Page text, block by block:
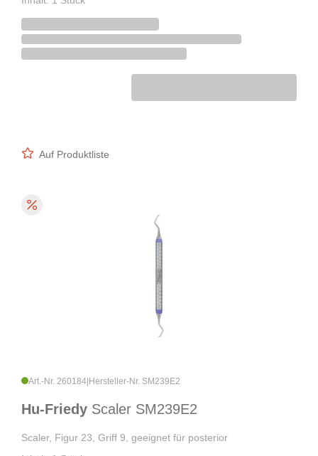
Auf Produktliste
Art.-Nr. 260184 Hersteller-Nr. SM239E2
Hu-Friedy Scaler SM239E2
Scaler, Figur 23, Griff 9, geeignet für posterior